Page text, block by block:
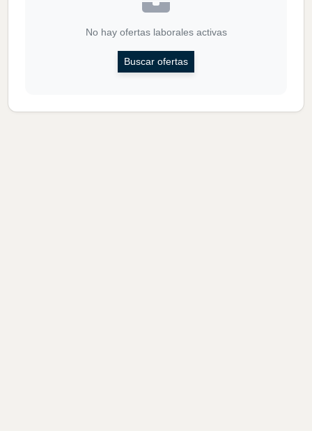
No hay ofertas laborales activas
Buscar ofertas